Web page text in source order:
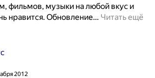
фильмов, музыки на любой вкус и
нравится. Обновление… Читать ещё
2012